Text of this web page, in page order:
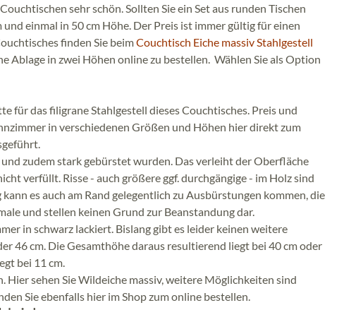
sehr schön. Sollten Sie ein Set aus runden Tischen
einmal in 50 cm Höhe. Der Preis ist immer gültig für einen
finden Sie beimCouchtisch Eiche massiv Stahlgestell
Ablage in zwei Höhen online zu bestellen. Wählen Sie als Option
für das filigrane Stahlgestell dieses Couchtisches. Preis und
in verschiedenen Größen und Höhen hier direkt zum
zudem stark gebürstet wurden. Das verleiht der Oberfläche
verfüllt. Risse - auch größere ggf. durchgängige - im Holz sind
es auch am Rand gelegentlich zu Ausbürstungen kommen, die
und stellen keinen Grund zur Beanstandung dar.
in schwarz lackiert. Bislang gibt es leider keinen weitere
46 cm. Die Gesamthöhe daraus resultierend liegt bei 40 cm oder
bei 11 cm.
sehen Sie Wildeiche massiv, weitere Möglichkeiten sind
Sie ebenfalls hier im Shop zum online bestellen.